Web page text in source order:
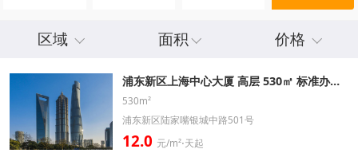
区域 面积 价格
浦东新区上海中心大厦 高层 530㎡ 标准办公室出租信息
530m²
浦东新区陆家嘴银城中路501号
12.0 元/m²⋅天起